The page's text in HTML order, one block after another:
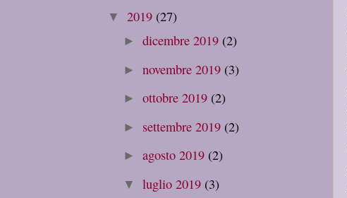
▼ 2019 (27)
►dicembre 2019 (2)
►novembre 2019 (3)
►ottobre 2019 (2)
► settembre 2019 (2)
►agosto 2019 (2)
▼luglio 2019 (3)